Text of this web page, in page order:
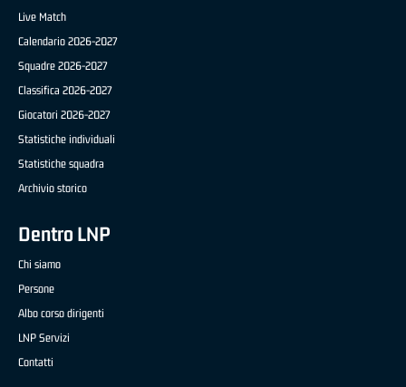
Live Match
Calendario 2026-2027
Squadre 2026-2027
Classifica 2026-2027
Giocatori 2026-2027
Statistiche individuali
Statistiche squadra
Archivio storico
Dentro LNP
Chi siamo
Persone
Albo corso dirigenti
LNP Servizi
Contatti